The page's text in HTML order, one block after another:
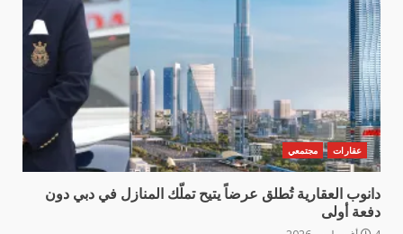
عقارات مجتمعي
دانوب العقارية تُطلق عرضاً يتيح تملّك المنازل في دبي دون
دفعة أولى